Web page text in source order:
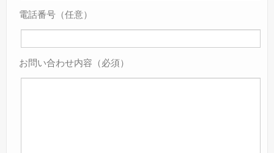
電話番号（任意）
お問い合わせ内容（必須）